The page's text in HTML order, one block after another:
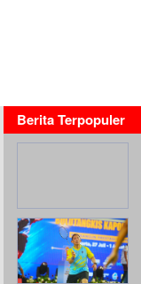
Berita Terpopuler